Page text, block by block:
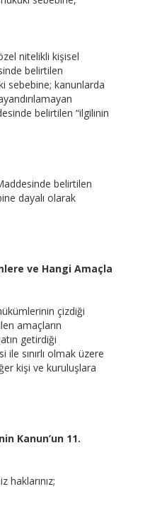
nitelikli kişisel
belirtilen
sebebine; kanunlarda
belirtilen “ilgilinin
belirtilen
dayalı olarak
ve Hangi Amaçla
çizdiği
amaçların
getirdiği
sınırlı olmak üzere
kişi ve kuruluşlara
Kanun’un 11.
haklarınız;